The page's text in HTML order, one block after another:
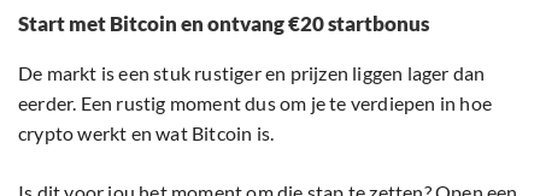
Start met Bitcoin en ontvang €20 startbonus
De markt is een stuk rustiger en prijzen liggen lager dan
eerder. Een rustig moment dus om je te verdiepen in hoe
crypto werkt en wat Bitcoin is.